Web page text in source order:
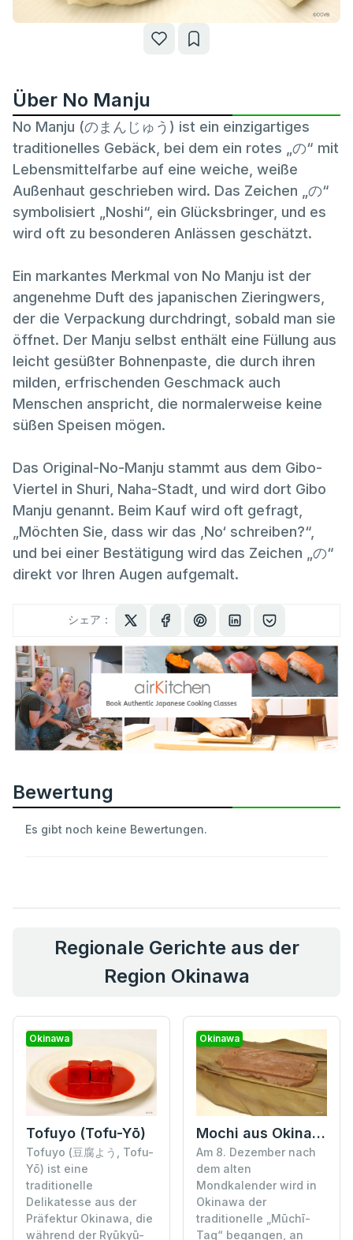
Über No Manju
No Manju (のまんじゅう) ist ein einzigartiges
traditionelles Gebäck, bei dem ein rotes „の“ mit
Lebensmittelfarbe auf eine weiche, weiße
Außenhaut geschrieben wird. Das Zeichen „の“
symbolisiert „Noshi“, ein Glücksbringer, und es
wird oft zu besonderen Anlässen geschätzt.
Ein markantes Merkmal von No Manju ist der
angenehme Duft des japanischen Zieringwers,
der die Verpackung durchdringt, sobald man sie
öffnet. Der Manju selbst enthält eine Füllung aus
leicht gesüßter Bohnenpaste, die durch ihren
milden, erfrischenden Geschmack auch
Menschen anspricht, die normalerweise keine
süßen Speisen mögen.
Das Original-No-Manju stammt aus dem Gibo-
Viertel in Shuri, Naha-Stadt, und wird dort Gibo
Manju genannt. Beim Kauf wird oft gefragt,
„Möchten Sie, dass wir das ‚No‘ schreiben?“,
und bei einer Bestätigung wird das Zeichen „の“
direkt vor Ihren Augen aufgemalt.
シェア：
Bewertung
Es gibt noch keine Bewertungen.
Regionale Gerichte aus der
Region Okinawa
Okinawa
Tofuyo (Tofu-Yō)
Tofuyo (豆腐よう, Tofu-
Yō) ist eine
traditionelle
Delikatesse aus der
Präfektur Okinawa, die
während der Ryūkyū-
Okinawa
Mochi aus Okinawa (Mūchī)
Am 8. Dezember nach
dem alten
Mondkalender wird in
Okinawa der
traditionelle „Mūchī-
Tag“ begangen, an